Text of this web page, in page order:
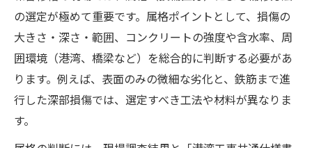
の選定が極めて重要です。属格ポイントとして、損傷の
大きさ・深さ・範囲、コンクリートの強度や含水率、周
囲環境（港湾、橋梁など）を総合的に判断する必要があ
ります。例えば、表面のみの微細な劣化と、鉄筋まで進
行した深部損傷では、選定すべき工法や材料が異なりま
す。